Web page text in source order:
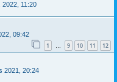
2022, 11:20
09:42
1 … 9 10 11 12
2021, 20:24